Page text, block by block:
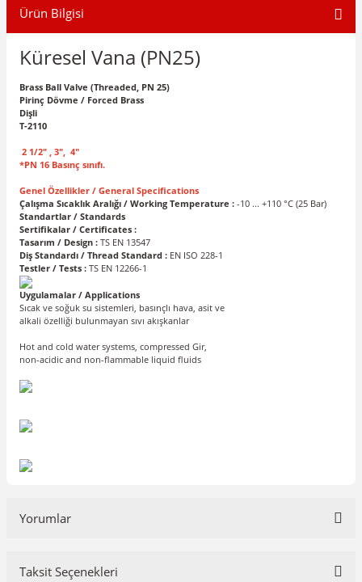
Ürün Bilgisi
Küresel Vana (PN25)
Brass Ball Valve (Threaded, PN 25)
Pirinç Dövme / Forced Brass
Dişli
T-2110
2 1/2" , 3", 4"
*PN 16 Basınç sınıfı.
Genel Özellikler / General Specifications
Çalışma Sıcaklık Aralığı / Working Temperature : -10 ... +110 °C (25 Bar)
Standartlar / Standards
Sertifikalar / Certificates :
Tasarım / Design : TS EN 13547
Diş Standardı / Thread Standard : EN ISO 228-1
Testler / Tests : TS EN 12266-1
Uygulamalar / Applications
Sıcak ve soğuk su sistemleri, basınçlı hava, asit ve
alkali özelliği bulunmayan sıvı akışkanlar
Hot and cold water systems, compressed Gir,
non-acidic and non-flammable liquid fluids
Yorumlar
Taksit Seçenekleri